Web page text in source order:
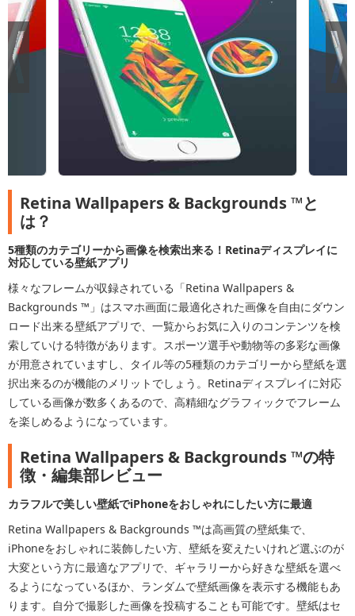
Retina Wallpapers & Backgrounds ™と
は？
5種類のカテゴリーから画像を検索出来る！Retinaディスプレイに
対応している壁紙アプリ
様々なフレームが収録されている「Retina Wallpapers &
Backgrounds ™」はスマホ画面に最適化された画像を自由にダウン
ロード出来る壁紙アプリで、一覧からお気に入りのコンテンツを検
索していける特徴があります。スポーツ選手や動物等の多彩な画像
が用意されていますし、タイル等の5種類のカテゴリーから壁紙を選
択出来るのが機能のメリットでしょう。Retinaディスプレイに対応
している画像が数多くあるので、高精細なグラフィックでフレーム
を楽しめるようになっています。
Retina Wallpapers & Backgrounds ™の特
徴・編集部レビュー
カラフルで美しい壁紙でiPhoneをおしゃれにしたい方に最適
Retina Wallpapers & Backgrounds ™は高画質の壁紙集で、
iPhoneをおしゃれに装飾したい方、壁紙を変えたいけれど選ぶのが
大変という方に最適なアプリで、ギャラリーから好きな壁紙を選べ
るようになっているほか、ランダムで壁紙画像を表示する機能もあ
ります。自分で撮影した画像を投稿することも可能です。壁紙はセ